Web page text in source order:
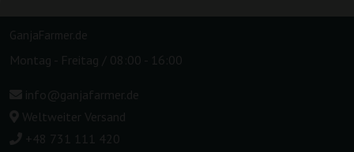
GanjaFarmer.de
Montag - Freitag / 08:00 - 16:00
info@ganjafarmer.de
Weltweiter Versand
+48 731 111 420